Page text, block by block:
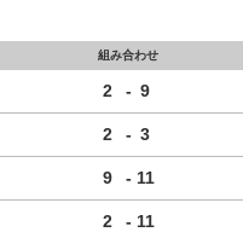
組み合わせ
2 - 9
2 - 3
9 - 11
2 - 11